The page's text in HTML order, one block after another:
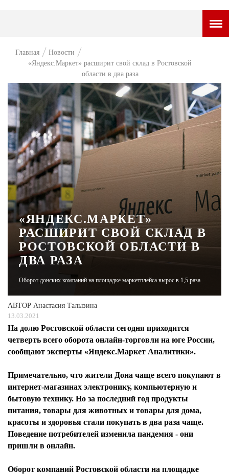
НОВОСТИ
ВОПРОС НЕДЕЛИ
ПРЕМЬЕРА
ТАМ И ТУТ
ХАЙП
ЧЕЛОВЕК ОСОБЕННЫЙ
КУЛЬТ ЕДЫ
АФИША
ЖУРНАЛ
Главная
Новости
«Яндекс.Маркет» расширит свой склад в Ростовской
области в два раза
«ЯНДЕКС.МАРКЕТ»
РАСШИРИТ СВОЙ СКЛАД В
РОСТОВСКОЙ ОБЛАСТИ В
ДВА РАЗА
Оборот донских компаний на площадке маркетплейса вырос в 1,5 раза
АВТОР Анастасия Талызина
13.03.2021
На долю Ростовской области сегодня приходится
четверть всего оборота онлайн-торговли на юге России,
сообщают эксперты «Яндекс.Маркет Аналитики».
Примечательно, что жители Дона чаще всего покупают в
интернет-магазинах электронику, компьютерную и
бытовую технику. Но за последний год продукты
питания, товары для животных и товары для дома,
красоты и здоровья стали покупать в два раза чаще.
Поведение потребителей изменила пандемия - они
пришли в онлайн.
Оборот компаний Ростовской области на площадке